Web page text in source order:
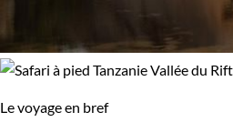
Le voyage en bref